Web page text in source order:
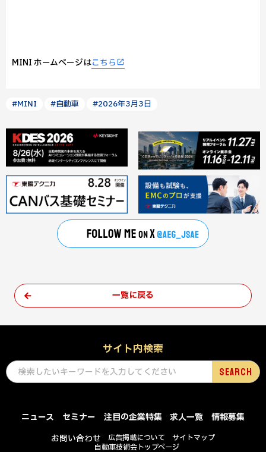
MINI ホームページはこちら
#MINI #自動車 #2026年3月3日
一覧に戻る
サイト内検索
ニュース セミナー 注目の企業特集 求人一覧
情報募集
お問い合わせ
広告掲載について
サイトマップ
自動車技術会トップページ